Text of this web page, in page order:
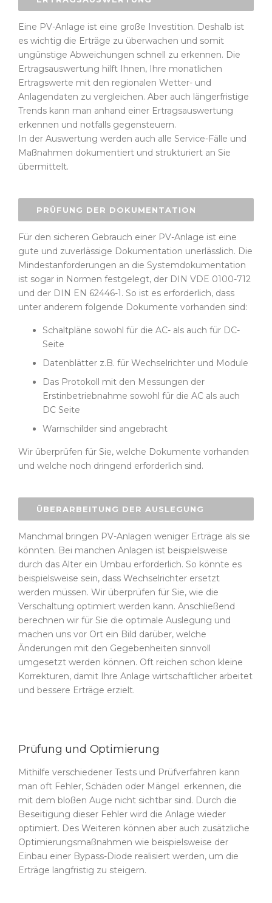
Eine PV-Anlage ist eine große Investition. Deshalb ist
es wichtig die Erträge zu überwachen und somit
ungünstige Abweichungen schnell zu erkennen. Die
Ertragsauswertung hilft Ihnen, Ihre monatlichen
Ertragswerte mit den regionalen Wetter- und
Anlagendaten zu vergleichen. Aber auch längerfristige
Trends kann man anhand einer Ertragsauswertung
erkennen und notfalls gegensteuern.
In der Auswertung werden auch alle Service-Fälle und
Maßnahmen dokumentiert und strukturiert an Sie
übermittelt.
PRÜFUNG DER DOKUMENTATION
Für den sicheren Gebrauch einer PV-Anlage ist eine
gute und zuverlässige Dokumentation unerlässlich. Die
Mindestanforderungen an die Systemdokumentation
ist sogar in Normen festgelegt, der DIN VDE 0100-712
und der DIN EN 62446-1. So ist es erforderlich, dass
unter anderem folgende Dokumente vorhanden sind:
Schaltpläne sowohl für die AC- als auch für DC-
Seite
Datenblätter z.B. für Wechselrichter und Module
Das Protokoll mit den Messungen der
Erstinbetriebnahme sowohl für die AC als auch
DC Seite
Warnschilder sind angebracht
Wir überprüfen für Sie, welche Dokumente vorhanden
und welche noch dringend erforderlich sind.
ÜBERARBEITUNG DER AUSLEGUNG
Manchmal bringen PV-Anlagen weniger Erträge als sie
könnten. Bei manchen Anlagen ist beispielsweise
durch das Alter ein Umbau erforderlich. So könnte es
beispielsweise sein, dass Wechselrichter ersetzt
werden müssen. Wir überprüfen für Sie, wie die
Verschaltung optimiert werden kann. Anschließend
berechnen wir für Sie die optimale Auslegung und
machen uns vor Ort ein Bild darüber, welche
Änderungen mit den Gegebenheiten sinnvoll
umgesetzt werden können. Oft reichen schon kleine
Korrekturen, damit Ihre Anlage wirtschaftlicher arbeitet
und bessere Erträge erzielt.
Prüfung und Optimierung
Mithilfe verschiedener Tests und Prüfverfahren kann
man oft Fehler, Schäden oder Mängel erkennen, die
mit dem bloßen Auge nicht sichtbar sind. Durch die
Beseitigung dieser Fehler wird die Anlage wieder
optimiert. Des Weiteren können aber auch zusätzliche
Optimierungsmaßnahmen wie beispielsweise der
Einbau einer Bypass-Diode realisiert werden, um die
Erträge langfristig zu steigern.